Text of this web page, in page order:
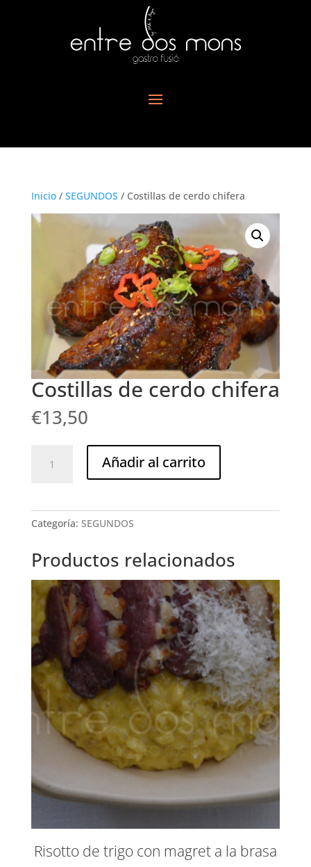
Inicio/ SEGUNDOS / Costillas de cerdo chifera
Costillas de cerdo chifera
€13,50
cantidad
Añadir al carrito
Categoría: SEGUNDOS
Productos relacionados
Risotto de trigo con magret a la brasa